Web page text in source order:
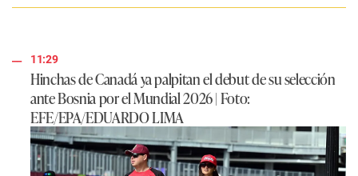
11:29
Hinchas de Canadá ya palpitan el debut de su selección
ante Bosnia por el Mundial 2026 | Foto:
EFE/EPA/EDUARDO LIMA